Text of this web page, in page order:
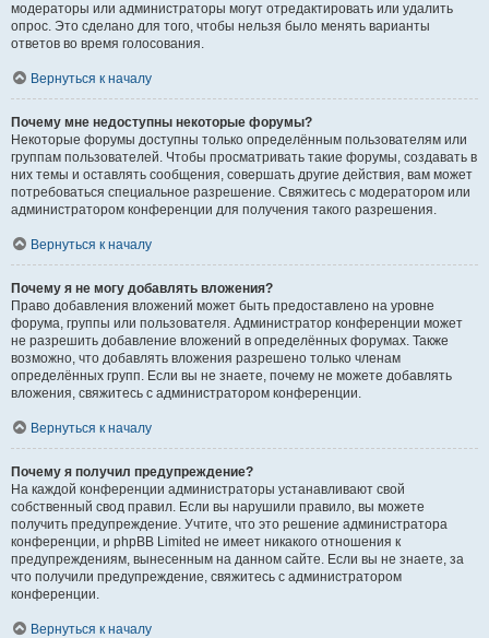
модераторы или администраторы могут отредактировать или удалить
опрос. Это сделано для того, чтобы нельзя было менять варианты
ответов во время голосования.
Вернуться к началу
Почему мне недоступны некоторые форумы?
Некоторые форумы доступны только определённым пользователям или
группам пользователей. Чтобы просматривать такие форумы, создавать в
них темы и оставлять сообщения, совершать другие действия, вам может
потребоваться специальное разрешение. Свяжитесь с модератором или
администратором конференции для получения такого разрешения.
Вернуться к началу
Почему я не могу добавлять вложения?
Право добавления вложений может быть предоставлено на уровне
форума, группы или пользователя. Администратор конференции может
не разрешить добавление вложений в определённых форумах. Также
возможно, что добавлять вложения разрешено только членам
определённых групп. Если вы не знаете, почему не можете добавлять
вложения, свяжитесь с администратором конференции.
Вернуться к началу
Почему я получил предупреждение?
На каждой конференции администраторы устанавливают свой
собственный свод правил. Если вы нарушили правило, вы можете
получить предупреждение. Учтите, что это решение администратора
конференции, и phpBB Limited не имеет никакого отношения к
предупреждениям, вынесенным на данном сайте. Если вы не знаете, за
что получили предупреждение, свяжитесь с администратором
конференции.
Вернуться к началу